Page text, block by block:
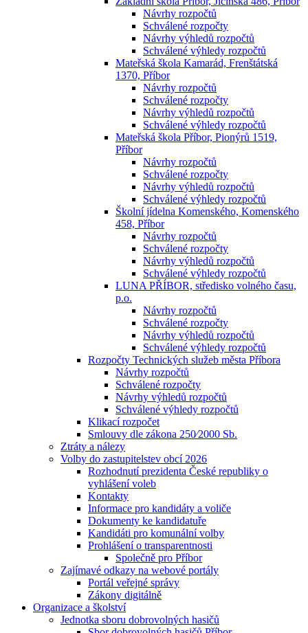
Návrhy rozpočtů
Schválené rozpočty
Návrhy výhledů rozpočtů
Schválené výhledy rozpočtů
Mateřská škola Kamarád, Frenštátská
1370, Příbor
Návrhy rozpočtů
Schválené rozpočty
Návrhy výhledů rozpočtů
Schválené výhledy rozpočtů
Mateřská škola Příbor, Pionýrů 1519,
Příbor
Návrhy rozpočtů
Schválené rozpočty
Návrhy výhledů rozpočtů
Schválené výhledy rozpočtů
Školní jídelna Komenského, Komenského
458, Příbor
Návrhy rozpočtů
Schválené rozpočty
Návrhy výhledů rozpočtů
Schválené výhledy rozpočtů
LUNA PŘÍBOR, středisko volného času,
p.o.
Návrhy rozpočtů
Schválené rozpočty
Návrhy výhledů rozpočtů
Schválené výhledy rozpočtů
Rozpočty Technických služeb města Příbora
Návrhy rozpočtů
Schválené rozpočty
Návrhy výhledů rozpočtů
Schválené výhledy rozpočtů
Klikací rozpočet
Smlouvy dle zákona 250⁄2000 Sb.
Ztráty a nálezy
Volby do zastupitelstev obcí 2026
Rozhodnutí prezidenta České republiky o
vyhlášení voleb
Kontakty
Informace pro kandidáty a voliče
Dokumenty ke kandidatuře
Kandidáti pro komunální volby
Prohlášení o transparentnosti
Společně pro Příbor
Zajímavé odkazy na webové portály
Portál veřejné správy
Zákony digitálně
Organizace a školství
Jednotka sboru dobrovolných hasičů